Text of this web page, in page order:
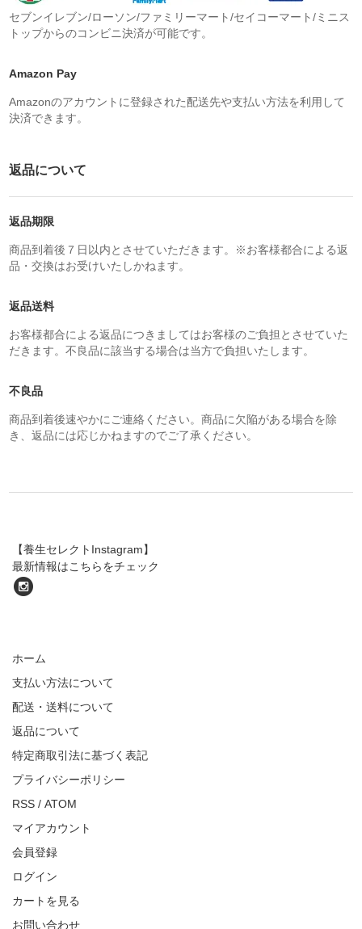
セブンイレブン/ローソン/ファミリーマート/セイコーマート/ミニス
トップからのコンビニ決済が可能です。
Amazon Pay
Amazonのアカウントに登録された配送先や支払い方法を利用して
決済できます。
返品について
返品期限
商品到着後７日以内とさせていただきます。※お客様都合による返
品・交換はお受けいたしかねます。
返品送料
お客様都合による返品につきましてはお客様のご負担とさせていた
だきます。不良品に該当する場合は当方で負担いたします。
不良品
商品到着後速やかにご連絡ください。商品に欠陥がある場合を除
き、返品には応じかねますのでご了承ください。
【養生セレクトInstagram】
最新情報はこちらをチェック
ホーム
支払い方法について
配送・送料について
返品について
特定商取引法に基づく表記
プライバシーポリシー
RSS /ATOM
マイアカウント
会員登録
ログイン
カートを見る
お問い合わせ